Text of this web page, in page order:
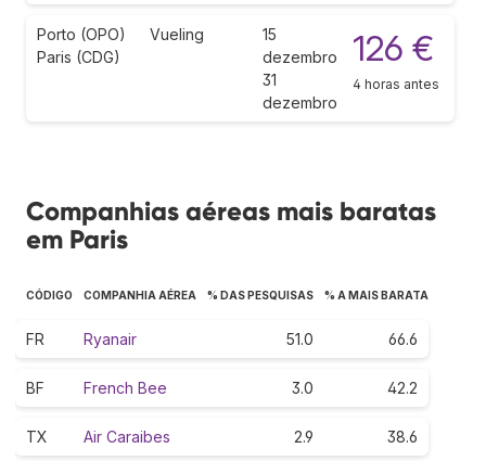
Porto (OPO)
Paris (CDG)
Vueling
15
dezembro
31
dezembro
126 €
4 horas antes
Companhias aéreas mais baratas
em Paris
CÓDIGO COMPANHIA AÉREA % DAS PESQUISAS % A MAIS BARATA
FR Ryanair 51.0 66.6
BF French Bee 3.0 42.2
TX Air Caraibes 2.9 38.6